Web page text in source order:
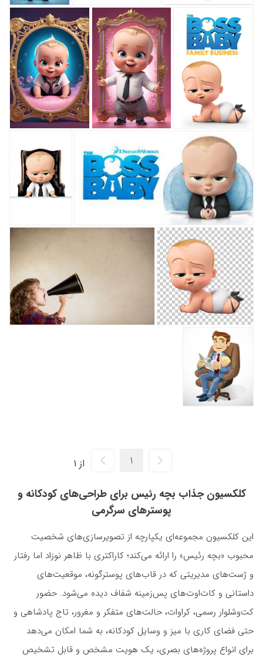
از 1
کلکسیون جذاب بچه رئیس برای طراحی‌های کودکانه و
پوسترهای سرگرمی
این کلکسیون مجموعه‌ای یکپارچه از تصویرسازی‌های شخصیت
محبوب «بچه رئیس» را ارائه می‌کند؛ کاراکتری با ظاهر نوزاد اما رفتار
و ژست‌های مدیریتی که در قاب‌های پوسترگونه، موقعیت‌های
داستانی و کات‌اوت‌های پس‌زمینه شفاف دیده می‌شود. حضور
کت‌وشلوار رسمی، کراوات، حالت‌های متفکر و مغرور، تاج پادشاهی و
حتی فضای کاری با میز و وسایل کودکانه، به شما امکان می‌دهد
برای انواع پروژه‌های بصری، یک هویت مشخص و قابل تشخیص